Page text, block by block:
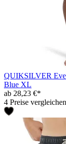
QUIKSILVER
Blue XL
ab 28,23 €*
4 Preise vergleichen